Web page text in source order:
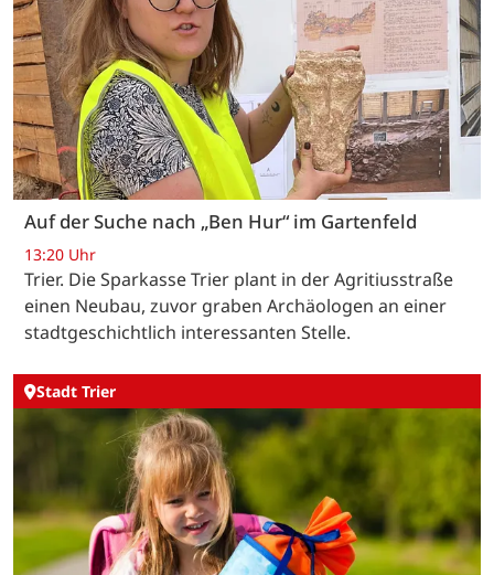
Auf der Suche nach „Ben Hur“ im Gartenfeld
13:20 Uhr
Trier. Die Sparkasse Trier plant in der Agritiusstraße
einen Neubau, zuvor graben Archäologen an einer
stadtgeschichtlich interessanten Stelle.
Stadt Trier